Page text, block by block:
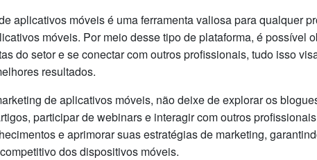
aplicativos móveis é uma ferramenta valiosa para qualquer
móveis. Por meio desse tipo de plataforma, é possível
do setor e se conectar com outros profissionais, tudo isso
resultados.
de aplicativos móveis, não deixe de explorar os
participar de webinars e interagir com outros
e aprimorar suas estratégias de marketing,
dos dispositivos móveis.